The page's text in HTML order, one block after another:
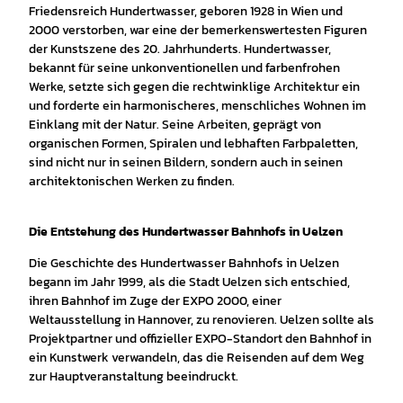
Friedensreich Hundertwasser, geboren 1928 in Wien und
2000 verstorben, war eine der bemerkenswertesten Figuren
der Kunstszene des 20. Jahrhunderts. Hundertwasser,
bekannt für seine unkonventionellen und farbenfrohen
Werke, setzte sich gegen die rechtwinklige Architektur ein
und forderte ein harmonischeres, menschliches Wohnen im
Einklang mit der Natur. Seine Arbeiten, geprägt von
organischen Formen, Spiralen und lebhaften Farbpaletten,
sind nicht nur in seinen Bildern, sondern auch in seinen
architektonischen Werken zu finden.
Die Entstehung des Hundertwasser Bahnhofs in Uelzen
Die Geschichte des Hundertwasser Bahnhofs in Uelzen
begann im Jahr 1999, als die Stadt Uelzen sich entschied,
ihren Bahnhof im Zuge der EXPO 2000, einer
Weltausstellung in Hannover, zu renovieren. Uelzen sollte als
Projektpartner und offizieller EXPO-Standort den Bahnhof in
ein Kunstwerk verwandeln, das die Reisenden auf dem Weg
zur Hauptveranstaltung beeindruckt.